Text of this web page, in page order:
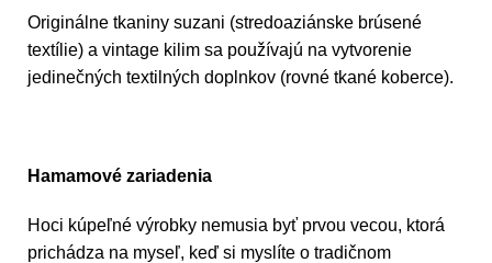
Originálne tkaniny suzani (stredoaziánske brúsené
textílie) a vintage kilim sa používajú na vytvorenie
jedinečných textilných doplnkov (rovné tkané koberce).
Hamamové zariadenia
Hoci kúpeľné výrobky nemusia byť prvou vecou, ktorá
prichádza na myseľ, keď si myslíte o tradičnom